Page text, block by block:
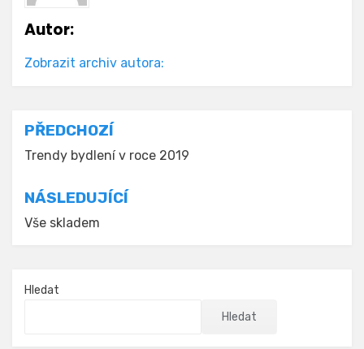
Autor:
Zobrazit archiv autora:
Navigace
pro
příspěvek
PŘEDCHOZÍ
Trendy bydlení v roce 2019
NÁSLEDUJÍCÍ
Vše skladem
Hledat
Hledat